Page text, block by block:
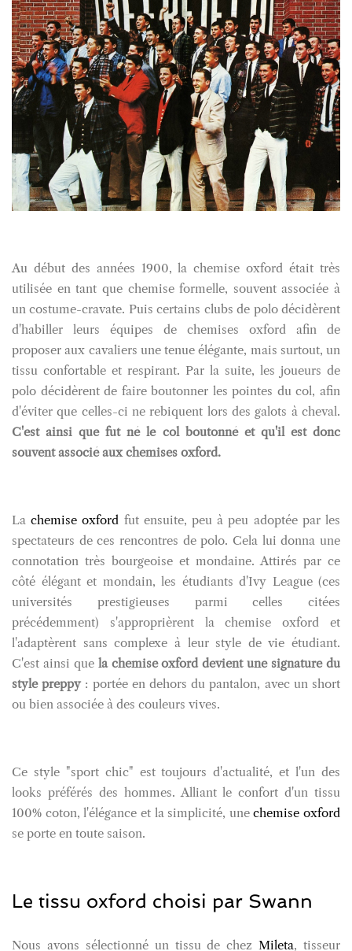
Au début des années 1900, la chemise oxford était très
utilisée en tant que chemise formelle, souvent associée à
un costume-cravate. Puis certains clubs de polo décidèrent
d'habiller leurs équipes de chemises oxford afin de
proposer aux cavaliers une tenue élégante, mais surtout, un
tissu confortable et respirant. Par la suite, les joueurs de
polo décidèrent de faire boutonner les pointes du col, afin
d'éviter que celles-ci ne rebiquent lors des galots à cheval.
C'est ainsi que fut né le col boutonné et qu'il est donc
souvent associé aux chemises oxford.
Lachemise oxford fut ensuite, peu à peu adoptée par les
spectateurs de ces rencontres de polo. Cela lui donna une
connotation très bourgeoise et mondaine. Attirés par ce
côté élégant et mondain, les étudiants d'Ivy League (ces
universités prestigieuses parmi celles citées
précédemment) s'approprièrent la chemise oxford et
l'adaptèrent sans complexe à leur style de vie étudiant.
C'est ainsi que la chemise oxford devient une signature du
style preppy : portée en dehors du pantalon, avec un short
ou bien associée à des couleurs vives.
Ce style "sport chic" est toujours d'actualité, et l'un des
looks préférés des hommes. Alliant le confort d'un tissu
100% coton, l'élégance et la simplicité, unechemise oxford
se porte en toute saison.
Le tissu oxford choisi par Swann
Nous avons sélectionné un tissu de chezMileta, tisseur